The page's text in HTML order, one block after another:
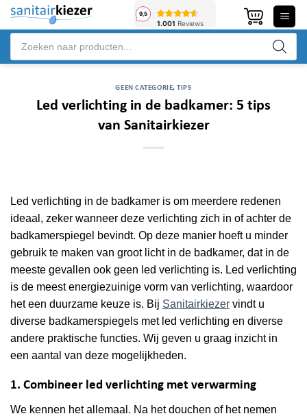
Ga
inhoud
Producten
zoeken
GEEN CATEGORIE,TIPS
Led verlichting in de badkamer: 5 tips
van Sanitairkiezer
Led verlichting in de badkamer is om meerdere redenen
ideaal, zeker wanneer deze verlichting zich in of achter de
badkamerspiegel bevindt. Op deze manier hoeft u minder
gebruik te maken van groot licht in de badkamer, dat in de
meeste gevallen ook geen led verlichting is. Led verlichting
is de meest energiezuinige vorm van verlichting, waardoor
het een duurzame keuze is. Bij Sanitairkiezer vindt u
diverse badkamerspiegels met led verlichting en diverse
andere praktische functies. Wij geven u graag inzicht in
een aantal van deze mogelijkheden.
1. Combineer led verlichting met verwarming
We kennen het allemaal. Na het douchen of het nemen